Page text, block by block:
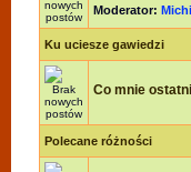
Moderator:
Ku uciesze gawiedzi
Co mnie
Polecane różności